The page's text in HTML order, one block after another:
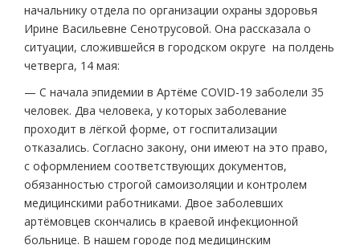
начальнику отдела по организации охраны здоровья
Ирине Васильевне Сенотрусовой. Она рассказала о
ситуации, сложившейся в городском округе на полдень
четверга, 14 мая:
— С начала эпидемии в Артёме COVID-19 заболели 35
человек. Два человека, у которых заболевание
проходит в лёгкой форме, от госпитализации
отказались. Согласно закону, они имеют на это право,
с оформлением соответствующих документов,
обязанностью строгой самоизоляции и контролем
медицинскими работниками. Двое заболевших
артёмовцев скончались в краевой инфекционной
больнице. В нашем городе под медицинским